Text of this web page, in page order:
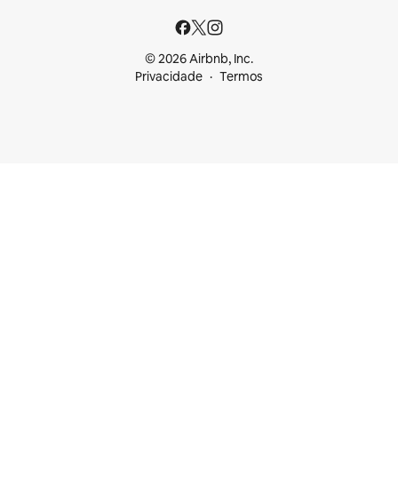
© 2026 Airbnb, Inc.
Privacidade
Termos